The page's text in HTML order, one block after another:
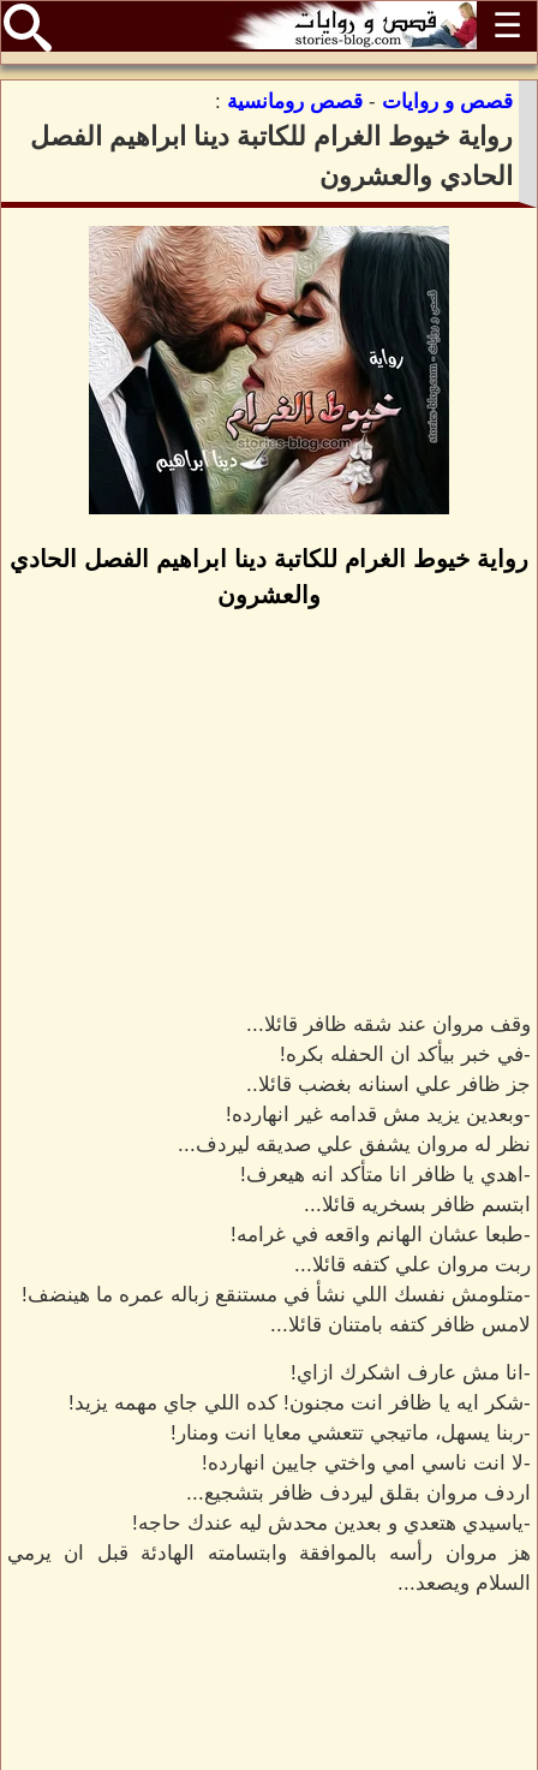
☰
قصص و روايات - قصص رومانسية :
رواية خيوط الغرام للكاتبة دينا ابراهيم الفصل
الحادي والعشرون
رواية خيوط الغرام للكاتبة دينا ابراهيم الفصل الحادي
والعشرون
وقف مروان عند شقه ظافر قائلا...
-في خبر بيأكد ان الحفله بكره!
جز ظافر علي اسنانه بغضب قائلا..
-وبعدين يزيد مش قدامه غير انهارده!
نظر له مروان يشفق علي صديقه ليردف...
-اهدي يا ظافر انا متأكد انه هيعرف!
ابتسم ظافر بسخريه قائلا...
-طبعا عشان الهانم واقعه في غرامه!
ربت مروان علي كتفه قائلا...
-متلومش نفسك اللي نشأ في مستنقع زباله عمره ما هينضف!
لامس ظافر كتفه بامتنان قائلا...
-انا مش عارف اشكرك ازاي!
-شكر ايه يا ظافر انت مجنون! كده اللي جاي مهمه يزيد!
-ربنا يسهل، ماتيجي تتعشي معايا انت ومنار!
-لا انت ناسي امي واختي جايين انهارده!
اردف مروان بقلق ليردف ظافر بتشجيع...
-ياسيدي هتعدي و بعدين محدش ليه عندك حاجه!
هز مروان رأسه بالموافقة وابتسامته الهادئة قبل ان يرمي
السلام ويصعد...